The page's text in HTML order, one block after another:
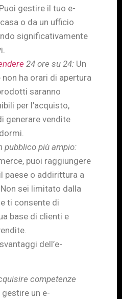
gestire il tuo e-
o da un ufficio
significativamente
24 ore su 24: Un
ha orari di apertura
saranno
per l’acquisto,
generare vendite
pubblico più ampio:
puoi raggiungere
paese o addirittura a
sei limitato dalla
ti consente di
base di clienti e
dell’e-
competenze
gestire un e-